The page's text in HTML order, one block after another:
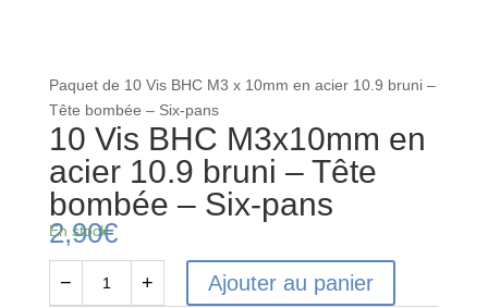
Paquet de 10 Vis BHC M3 x 10mm en acier 10.9 bruni –
Tête bombée – Six-pans
10 Vis BHC M3x10mm en
acier 10.9 bruni – Tête
bombée – Six-pans
2,90€
En stock
quantité
− + Ajouter au panier